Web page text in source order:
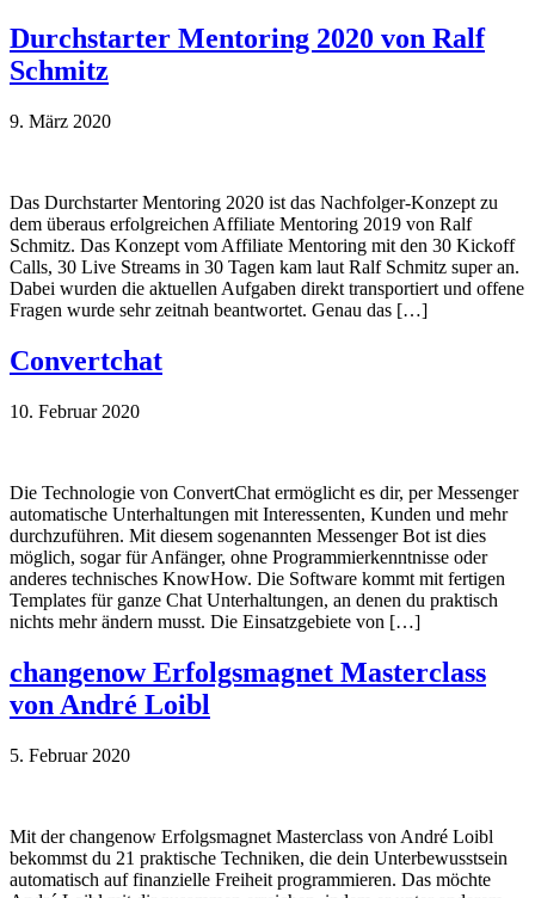
Durchstarter Mentoring 2020 von Ralf
Schmitz
9. März 2020
Das Durchstarter Mentoring 2020 ist das Nachfolger-Konzept zu
dem überaus erfolgreichen Affiliate Mentoring 2019 von Ralf
Schmitz. Das Konzept vom Affiliate Mentoring mit den 30 Kickoff
Calls, 30 Live Streams in 30 Tagen kam laut Ralf Schmitz super an.
Dabei wurden die aktuellen Aufgaben direkt transportiert und offene
Fragen wurde sehr zeitnah beantwortet. Genau das […]
Convertchat
10. Februar 2020
Die Technologie von ConvertChat ermöglicht es dir, per Messenger
automatische Unterhaltungen mit Interessenten, Kunden und mehr
durchzuführen. Mit diesem sogenannten Messenger Bot ist dies
möglich, sogar für Anfänger, ohne Programmierkenntnisse oder
anderes technisches KnowHow. Die Software kommt mit fertigen
Templates für ganze Chat Unterhaltungen, an denen du praktisch
nichts mehr ändern musst. Die Einsatzgebiete von […]
changenow Erfolgsmagnet Masterclass
von André Loibl
5. Februar 2020
Mit der changenow Erfolgsmagnet Masterclass von André Loibl
bekommst du 21 praktische Techniken, die dein Unterbewusstsein
automatisch auf finanzielle Freiheit programmieren. Das möchte